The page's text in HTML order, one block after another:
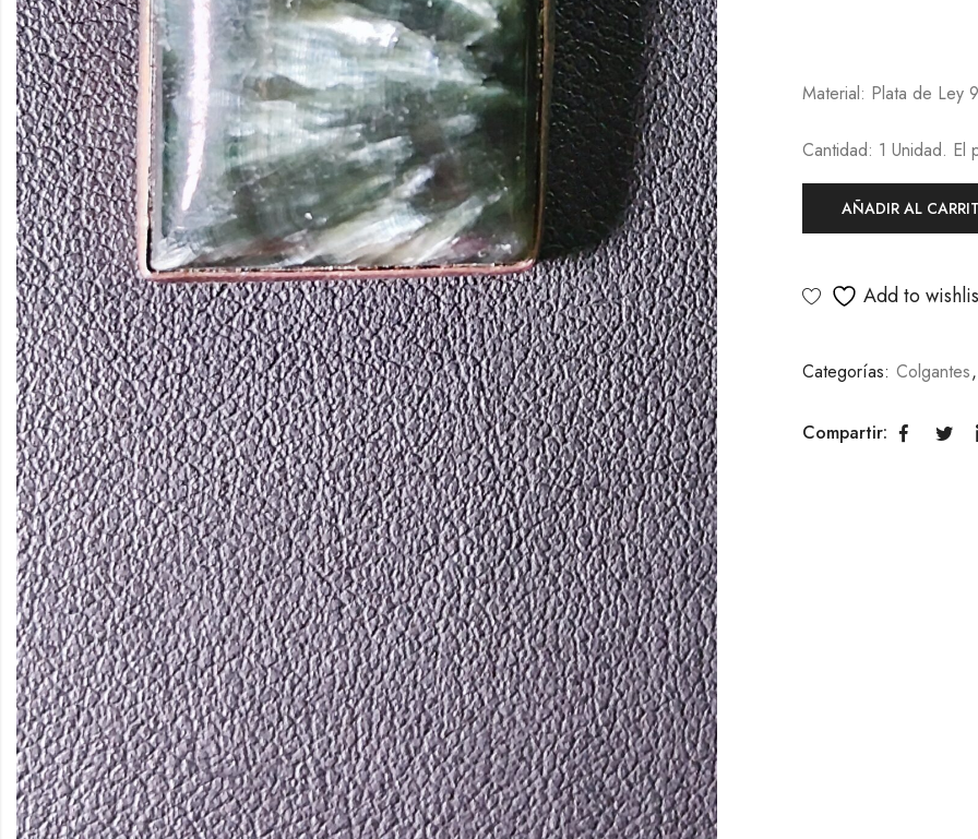
Material: Plata de Ley
Cantidad: 1 Unidad. El
AÑADIR AL
Add to
Categorías: Colgantes
Compartir: